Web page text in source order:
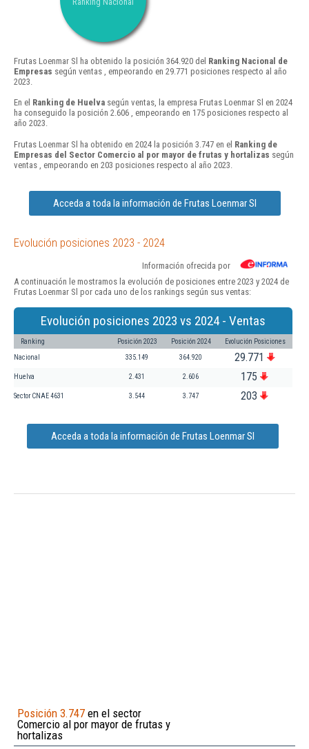
Frutas Loenmar Sl ha obtenido la posición 364.920 del Ranking Nacional de
Empresas según ventas , empeorando en 29.771 posiciones respecto al año
2023.
En el Ranking de Huelva según ventas, la empresa Frutas Loenmar Sl en 2024
ha conseguido la posición 2.606 , empeorando en 175 posiciones respecto al
año 2023.
Frutas Loenmar Sl ha obtenido en 2024 la posición 3.747 en el Ranking de
Empresas del Sector Comercio al por mayor de frutas y hortalizas según
ventas , empeorando en 203 posiciones respecto al año 2023.
Acceda a toda la información de Frutas Loenmar Sl
Evolución posiciones 2023 - 2024
Información ofrecida por
A continuación le mostramos la evolución de posiciones entre 2023 y 2024 de
Frutas Loenmar Sl por cada uno de los rankings según sus ventas:
Evolución posiciones 2023 vs 2024 - Ventas
Ranking Posición 2023 Posición 2024 Evolución Posiciones
Nacional 335.149 364.920 29.771
Huelva 2.431 2.606 175
Sector CNAE 4631 3.544 3.747 203
Acceda a toda la información de Frutas Loenmar Sl
Posición 3.747 en el sector
Comercio al por mayor de frutas y
hortalizas